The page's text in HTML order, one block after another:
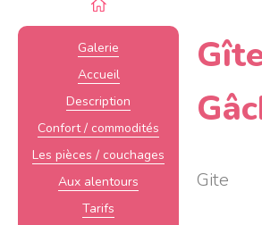
Galerie
Accueil
Description
Confort / commodités
Les pièces / couchages
Aux alentours
Tarifs
Gite